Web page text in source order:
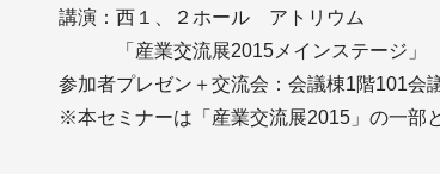
講演：西１、２ホール アトリウム
「産業交流展2015メインステージ」
参加者プレゼン＋交流会：会議棟1階101会
※本セミナーは「産業交流展2015」の一部と